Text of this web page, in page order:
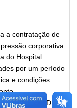
a contratação de
corporativa
do Hospital
por um período
e condições
OCMPRA DE Nº